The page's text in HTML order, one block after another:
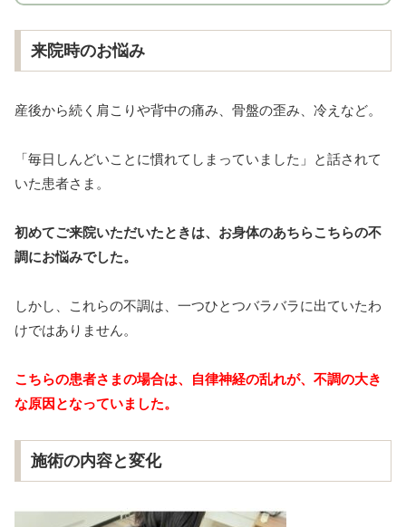
来院時のお悩み
産後から続く肩こりや背中の痛み、骨盤の歪み、冷えなど。
「毎日しんどいことに慣れてしまっていました」と話されて
いた患者さま。
初めてご来院いただいたときは、お身体のあちらこちらの不
調にお悩みでした。
しかし、これらの不調は、一つひとつバラバラに出ていたわ
けではありません。
こちらの患者さまの場合は、自律神経の乱れが、不調の大き
な原因となっていました。
施術の内容と変化